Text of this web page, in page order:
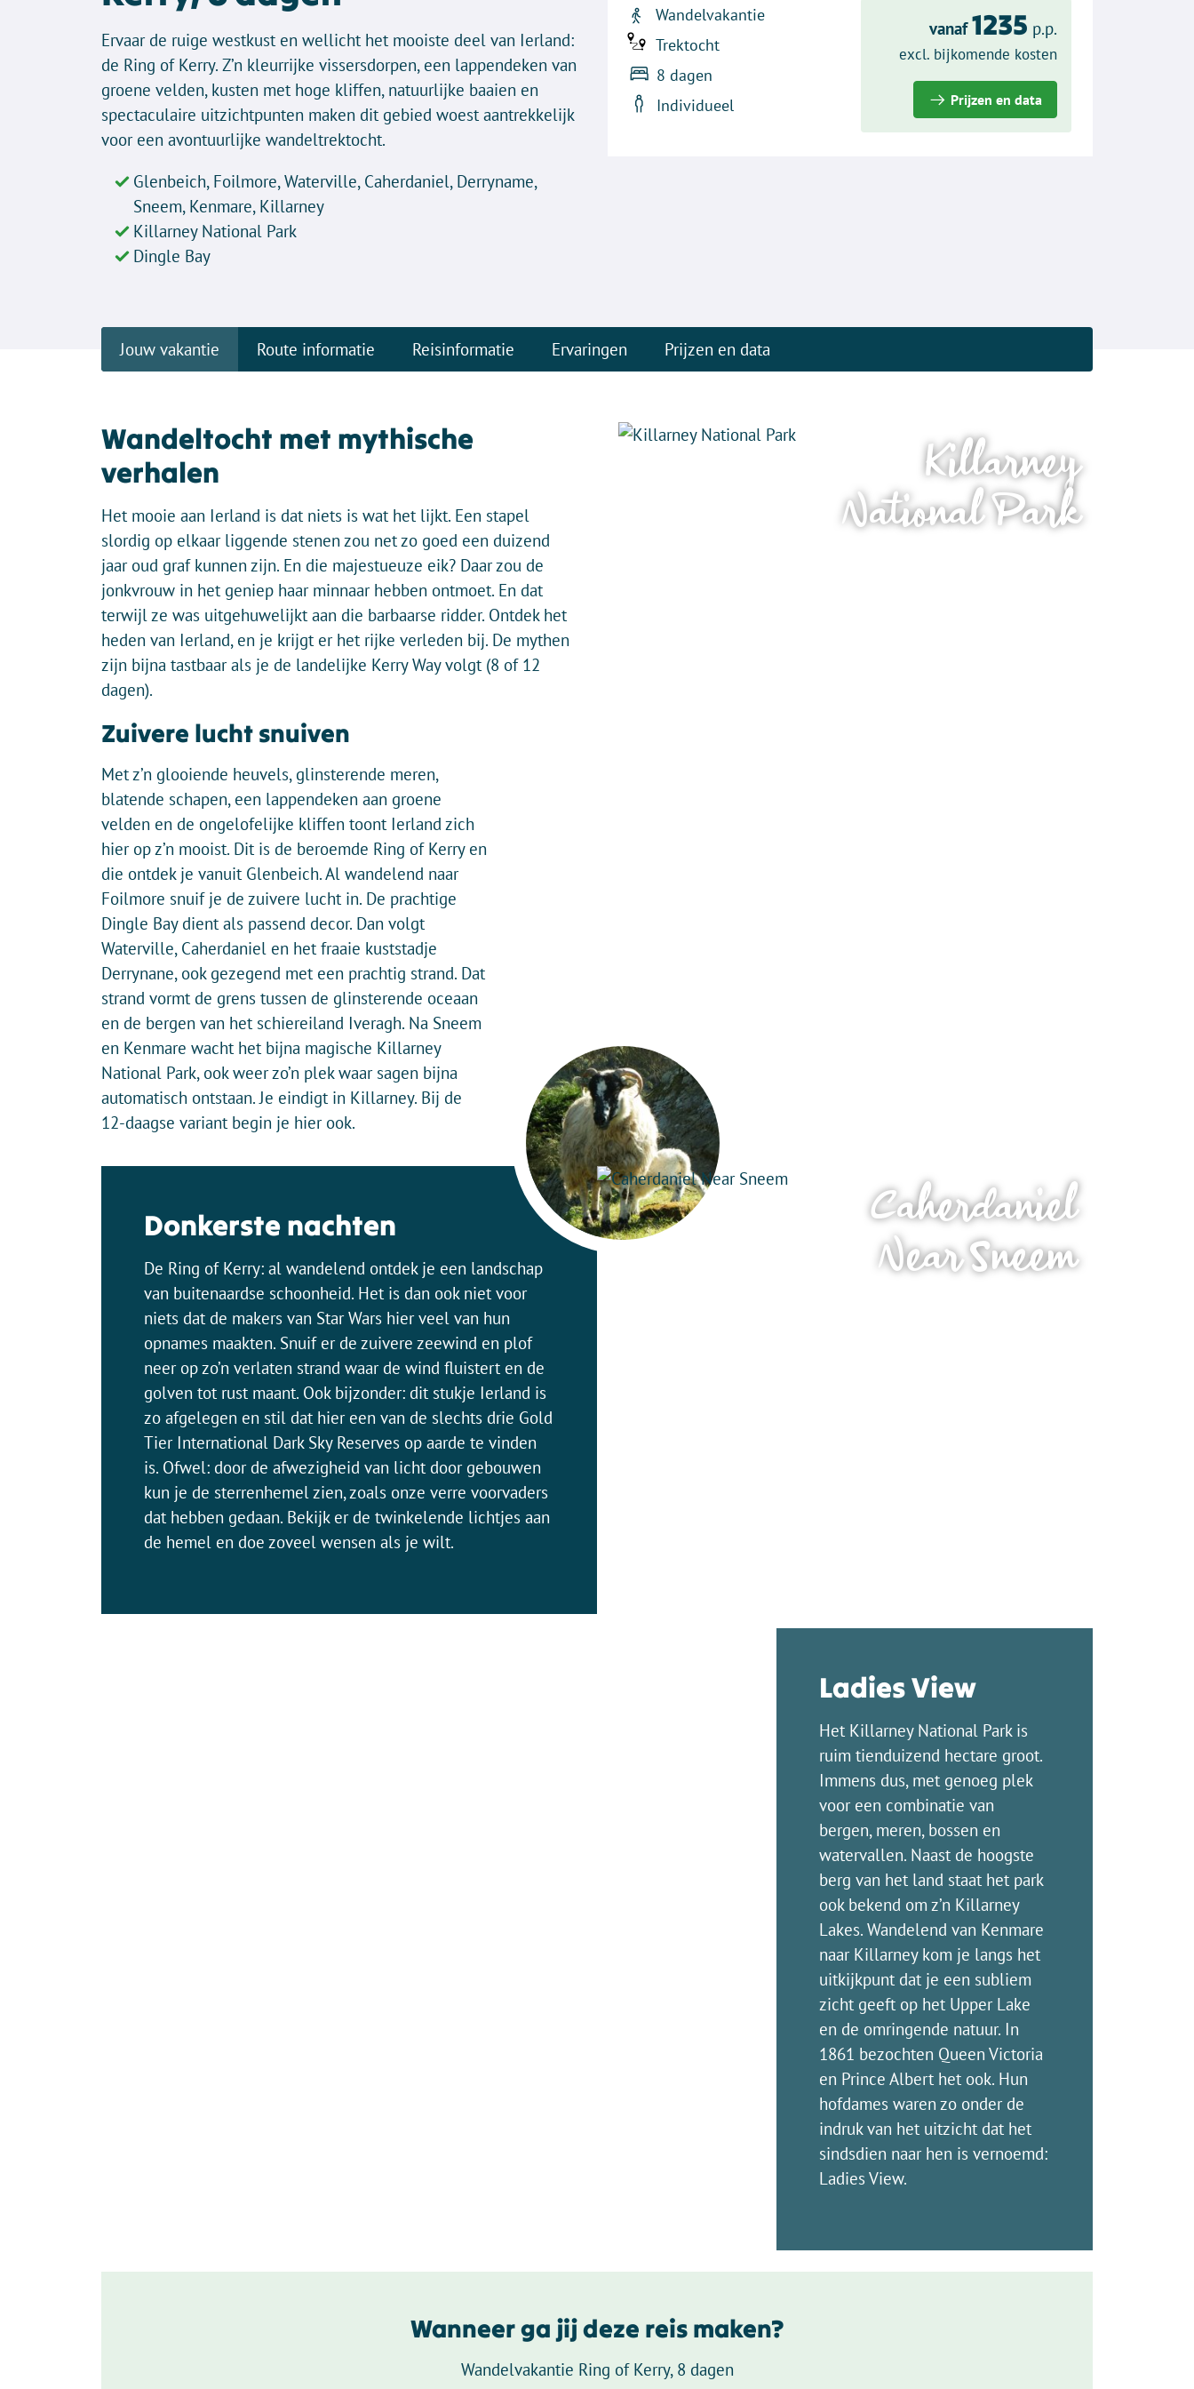
Ervaar de ruige westkust en wellicht het mooiste deel van Ierland:
de Ring of Kerry. Z’n kleurrijke vissersdorpen, een lappendeken van
groene velden, kusten met hoge kliffen, natuurlijke baaien en
spectaculaire uitzichtpunten maken dit gebied woest aantrekkelijk
voor een avontuurlijke wandeltrektocht.
Glenbeich, Foilmore, Waterville, Caherdaniel, Derryname,
Sneem, Kenmare, Killarney
Killarney National Park
Dingle Bay
Wandelvakantie
Trektocht
8 dagen
Individueel
vanaf 1235 p.p.
excl. bijkomende kosten
Prijzen en data
Jouw vakantie Route informatie Reisinformatie Ervaringen Prijzen en data
Wandeltocht met mythische
verhalen
Het mooie aan Ierland is dat niets is wat het lijkt. Een stapel
slordig op elkaar liggende stenen zou net zo goed een duizend
jaar oud graf kunnen zijn. En die majestueuze eik? Daar zou de
jonkvrouw in het geniep haar minnaar hebben ontmoet. En dat
terwijl ze was uitgehuwelijkt aan die barbaarse ridder. Ontdek het
heden van Ierland, en je krijgt er het rijke verleden bij. De mythen
zijn bijna tastbaar als je de landelijke Kerry Way volgt (8 of 12
dagen).
Zuivere lucht snuiven
Met z’n glooiende heuvels, glinsterende meren,
blatende schapen, een lappendeken aan groene
velden en de ongelofelijke kliffen toont Ierland zich
hier op z’n mooist. Dit is de beroemde Ring of Kerry en
die ontdek je vanuit Glenbeich. Al wandelend naar
Foilmore snuif je de zuivere lucht in. De prachtige
Dingle Bay dient als passend decor. Dan volgt
Waterville, Caherdaniel en het fraaie kuststadje
Derrynane, ook gezegend met een prachtig strand. Dat
strand vormt de grens tussen de glinsterende oceaan
en de bergen van het schiereiland Iveragh. Na Sneem
en Kenmare wacht het bijna magische Killarney
National Park, ook weer zo’n plek waar sagen bijna
automatisch ontstaan. Je eindigt in Killarney. Bij de
12-daagse variant begin je hier ook.
Killarney
National Park
Donkerste nachten
De Ring of Kerry: al wandelend ontdek je een landschap
van buitenaardse schoonheid. Het is dan ook niet voor
niets dat de makers van Star Wars hier veel van hun
opnames maakten. Snuif er de zuivere zeewind en plof
neer op zo’n verlaten strand waar de wind fluistert en de
golven tot rust maant. Ook bijzonder: dit stukje Ierland is
zo afgelegen en stil dat hier een van de slechts drie Gold
Tier International Dark Sky Reserves op aarde te vinden
is. Ofwel: door de afwezigheid van licht door gebouwen
kun je de sterrenhemel zien, zoals onze verre voorvaders
dat hebben gedaan. Bekijk er de twinkelende lichtjes aan
de hemel en doe zoveel wensen als je wilt.
Caherdaniel
Near Sneem
Ladies View
Het Killarney National Park is
ruim tienduizend hectare groot.
Immens dus, met genoeg plek
voor een combinatie van
bergen, meren, bossen en
watervallen. Naast de hoogste
berg van het land staat het park
ook bekend om z’n Killarney
Lakes. Wandelend van Kenmare
naar Killarney kom je langs het
uitkijkpunt dat je een subliem
zicht geeft op het Upper Lake
en de omringende natuur. In
1861 bezochten Queen Victoria
en Prince Albert het ook. Hun
hofdames waren zo onder de
indruk van het uitzicht dat het
sindsdien naar hen is vernoemd:
Ladies View.
Wanneer ga jij deze reis maken?
Wandelvakantie Ring of Kerry, 8 dagen